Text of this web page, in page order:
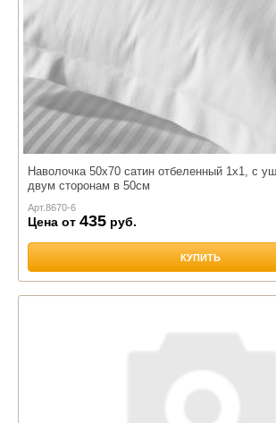
Наволочка 50х70 сатин отбеленный 1х1, с
двум сторонам в 50см
Арт.8670-6
Цена от 435 руб.
КУПИТЬ